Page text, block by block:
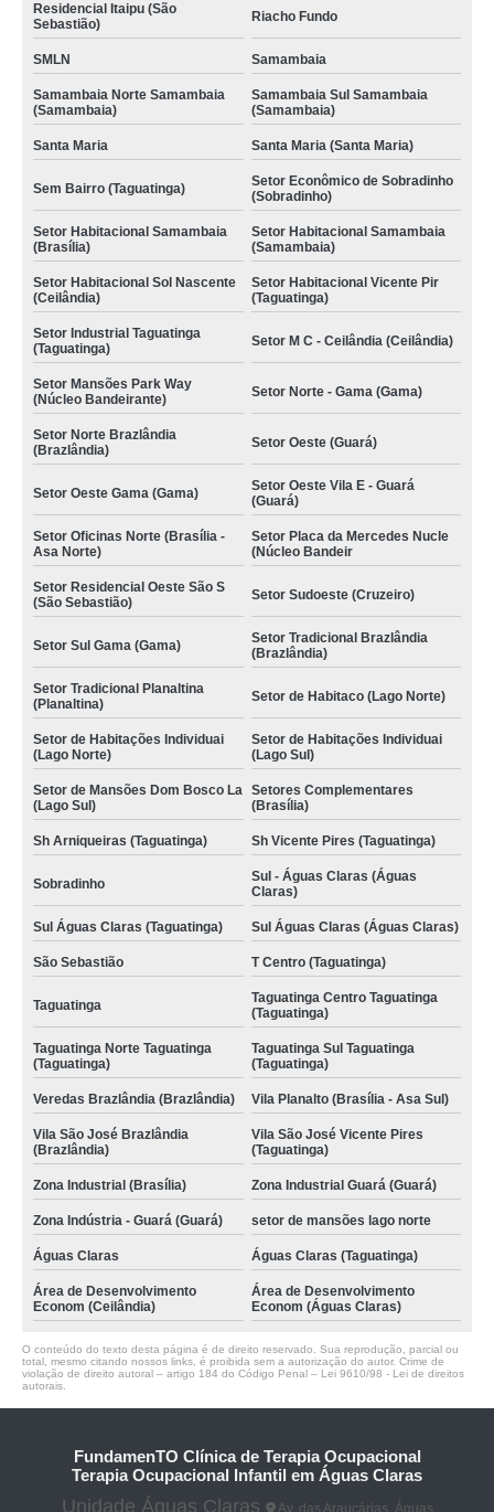
Residencial Itaipu (São
Sebastião)
Riacho Fundo
SMLN Samambaia
Samambaia Norte Samambaia
(Samambaia)
Samambaia Sul Samambaia
(Samambaia)
Santa Maria Santa Maria (Santa Maria)
Sem Bairro (Taguatinga)
Setor Econômico de Sobradinho
(Sobradinho)
Setor Habitacional Samambaia
(Brasília)
Setor Habitacional Samambaia
(Samambaia)
Setor Habitacional Sol Nascente
(Ceilândia)
Setor Habitacional Vicente Pir
(Taguatinga)
Setor Industrial Taguatinga
(Taguatinga)
Setor M C - Ceilândia (Ceilândia)
Setor Mansões Park Way
(Núcleo Bandeirante)
Setor Norte - Gama (Gama)
Setor Norte Brazlândia
(Brazlândia)
Setor Oeste (Guará)
Setor Oeste Gama (Gama)
Setor Oeste Vila E - Guará
(Guará)
Setor Oficinas Norte (Brasília -
Asa Norte)
Setor Placa da Mercedes Nucle
(Núcleo Bandeir
Setor Residencial Oeste São S
(São Sebastião)
Setor Sudoeste (Cruzeiro)
Setor Sul Gama (Gama)
Setor Tradicional Brazlândia
(Brazlândia)
Setor Tradicional Planaltina
(Planaltina)
Setor de Habitaco (Lago Norte)
Setor de Habitações Individuai
(Lago Norte)
Setor de Habitações Individuai
(Lago Sul)
Setor de Mansões Dom Bosco La
(Lago Sul)
Setores Complementares
(Brasília)
Sh Arniqueiras (Taguatinga) Sh Vicente Pires (Taguatinga)
Sobradinho
Sul - Águas Claras (Águas
Claras)
Sul Águas Claras (Taguatinga) Sul Águas Claras (Águas Claras)
São Sebastião T Centro (Taguatinga)
Taguatinga
Taguatinga Centro Taguatinga
(Taguatinga)
Taguatinga Norte Taguatinga
(Taguatinga)
Taguatinga Sul Taguatinga
(Taguatinga)
Veredas Brazlândia (Brazlândia) Vila Planalto (Brasília - Asa Sul)
Vila São José Brazlândia
(Brazlândia)
Vila São José Vicente Pires
(Taguatinga)
Zona Industrial (Brasília) Zona Industrial Guará (Guará)
Zona Indústria - Guará (Guará) setor de mansões lago norte
Águas Claras Águas Claras (Taguatinga)
Área de Desenvolvimento
Econom (Ceilândia)
Área de Desenvolvimento
Econom (Águas Claras)
O conteúdo do texto desta página é de direito reservado. Sua reprodução, parcial ou
total, mesmo citando nossos links, é proibida sem a autorização do autor. Crime de
violação de direito autoral – artigo 184 do Código Penal – Lei 9610/98 - Lei de direitos
autorais
FundamenTO Clínica de Terapia Ocupacional
Terapia Ocupacional Infantil em Águas Claras
Unidade Águas Claras
Av. das Araucárias, Águas